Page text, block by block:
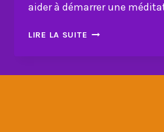
aider à démarrer une
LIRE LA SUITE ÉVEILLEZ